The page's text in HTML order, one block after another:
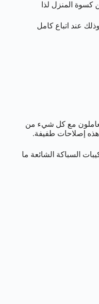
كسوة المنزل لذا
عند اتباع كامل
مع كل شيء من
هذه إصلاحات طفيفة.
السباكة الشائعة ما